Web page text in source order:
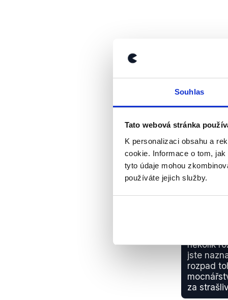
Souhlas
Tato webová stránka
K personalizaci obsahu a
cookie. Informace o tom,
tyto údaje mohou
používáte jejich služby.
KČ
Daniela
se měla
na
omyl
několik
jste
rozpad
za